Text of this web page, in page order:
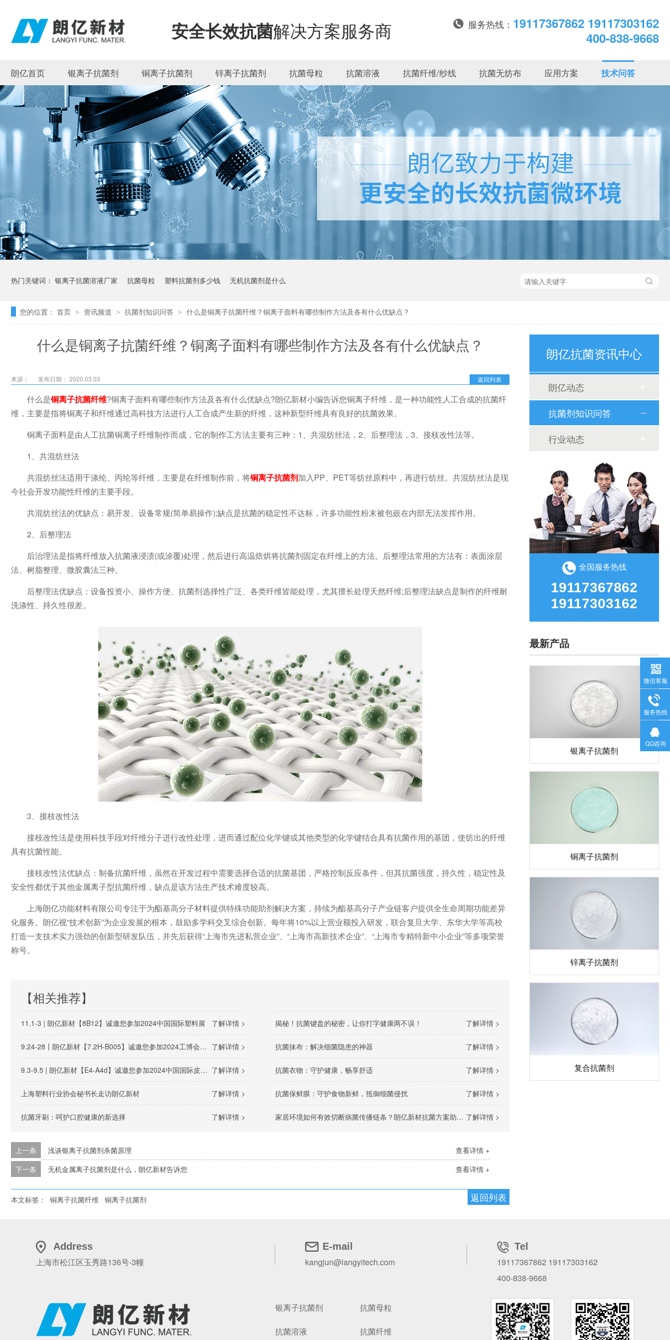
安全长效抗菌解决方案服务商 服务热线： 19117367862 19117303162
400-838-9668
朗亿首页 银离子抗菌剂 铜离子抗菌剂 锌离子抗菌剂 抗菌母粒 抗菌溶液 抗菌纤维/纱线 抗菌无纺布 应用方案 技术问答
联系朗亿
热门关键词： 银离子抗菌溶液厂家 抗菌母粒 塑料抗菌剂多少钱 无机抗菌剂是什么
您的位置： 首页 > 资讯频道 > 抗菌剂知识问答 > 什么是铜离子抗菌纤维？铜离子面料有哪些制作方法及各有什么优缺点？
什么是铜离子抗菌纤维？铜离子面料有哪些制作方法及各有什么优缺点？
返回列表
来源： 发布日期： 2020.03.03
什么是铜离子抗菌纤维?铜离子面料有哪些制作方法及各有什么优缺点?朗亿新材小编告诉您铜离子纤维，是一种功能性人工合成的抗菌纤
维，主要是指将铜离子和纤维通过高科技方法进行人工合成产生新的纤维，这种新型纤维具有良好的抗菌效果。
铜离子面料是由人工抗菌铜离子纤维制作而成，它的制作工方法主要有三种：1、共混纺丝法，2、后整理法，3、接枝改性法等。
1、共混纺丝法
共混纺丝法适用于涤纶、丙纶等纤维，主要是在纤维制作前，将铜离子抗菌剂加入PP、PET等纺丝原料中，再进行纺丝。共混纺丝法是现
今社会开发功能性纤维的主要手段。
共混纺丝法的优缺点：易开发、设备常规(简单易操作);缺点是抗菌的稳定性不达标，许多功能性粉末被包嵌在内部无法发挥作用。
2、后整理法
后治理法是指将纤维放入抗菌液浸渍(或涂覆)处理，然后进行高温焙烘将抗菌剂固定在纤维上的方法。后整理法常用的方法有：表面涂层
法、树脂整理、微胶囊法三种。
后整理法优缺点：设备投资小、操作方便、抗菌剂选择性广泛、各类纤维皆能处理，尤其擅长处理天然纤维;后整理法缺点是制作的纤维耐
洗涤性、持久性很差。
3、接枝改性法
接枝改性法是使用科技手段对纤维分子进行改性处理，进而通过配位化学键或其他类型的化学键结合具有抗菌作用的基团，使纺出的纤维
具有抗菌性能。
接枝改性法优缺点：制备抗菌纤维，虽然在开发过程中需要选择合适的抗菌基团，严格控制反应条件，但其抗菌强度，持久性，稳定性及
安全性都优于其他金属离子型抗菌纤维，缺点是该方法生产技术难度较高。
上海朗亿功能材料有限公司专注于为酯基高分子材料提供特殊功能助剂解决方案，持续为酯基高分子产业链客户提供全生命周期功能差异
化服务。朗亿视“技术创新”为企业发展的根本，鼓励多学科交叉综合创新。每年将10%以上营业额投入研发，联合复旦大学、东华大学等高校
打造一支技术实力强劲的创新型研发队伍，并先后获得“上海市先进私营企业”、“上海市高新技术企业”、“上海市专精特新中小企业”等多项荣誉
称号。
【相关推荐】
了解详情 >
11.1-3 | 朗亿新材【8B12】诚邀您参加2024中国国际塑料展 了解详情 >
揭秘！抗菌键盘的秘密，让你打字健康两不误！
了解详情 >
9.24-28丨朗亿新材【7.2H-B005】诚邀您参加2024工博会（新材料产业展） 了解详情 >
抗菌抹布：解决细菌隐患的神器
了解详情 >
9.3-9.5 | 朗亿新材【E4-A4d】诚邀您参加2024中国国际皮革展 了解详情 >
抗菌衣物：守护健康，畅享舒适
了解详情 >
上海塑料行业协会秘书长走访朗亿新材 了解详情 >
抗菌保鲜膜：守护食物新鲜，抵御细菌侵扰
了解详情 >
抗菌牙刷：呵护口腔健康的新选择 了解详情 >
家居环境如何有效切断病菌传播链条？朗亿新材抗菌方案助力建筑建材行业
查看详情 +
上一条
浅谈银离子抗菌剂杀菌原理
查看详情 +
下一条 无机金属离子抗菌剂是什么，朗亿新材告诉您
返回列表
本文标签： 铜离子抗菌纤维 铜离子抗菌剂
朗亿抗菌资讯中心
朗亿动态
抗菌剂知识问答
行业动态
全国服务热线
19117367862
19117303162
最新产品
银离子抗菌剂
铜离子抗菌剂
锌离子抗菌剂
复合抗菌剂
Address
上海市松江区玉秀路136号-3幢
E-mail
kangjun@langyitech.com
Tel
19117367862 19117303162
400-838-9668
银离子抗菌剂 抗菌母粒
抗菌溶液 抗菌纤维
微信客服
服务热线
QQ咨询